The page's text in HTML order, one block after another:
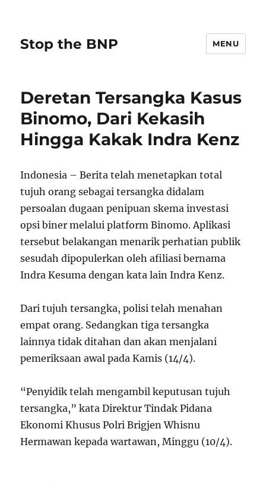
Stop the BNP MENU
Deretan Tersangka Kasus
Binomo, Dari Kekasih
Hingga Kakak Indra Kenz
Indonesia – Berita telah menetapkan total
tujuh orang sebagai tersangka didalam
persoalan dugaan penipuan skema investasi
opsi biner melalui platform Binomo. Aplikasi
tersebut belakangan menarik perhatian publik
sesudah dipopulerkan oleh afiliasi bernama
Indra Kesuma dengan kata lain Indra Kenz.
Dari tujuh tersangka, polisi telah menahan
empat orang. Sedangkan tiga tersangka
lainnya tidak ditahan dan akan menjalani
pemeriksaan awal pada Kamis (14/4).
“Penyidik telah mengambil keputusan tujuh
tersangka,” kata Direktur Tindak Pidana
Ekonomi Khusus Polri Brigjen Whisnu
Hermawan kepada wartawan, Minggu (10/4).